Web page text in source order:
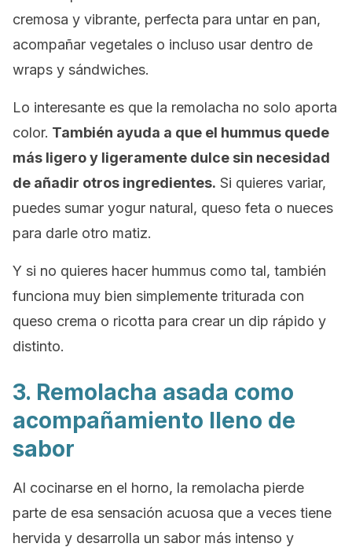
cremosa y vibrante, perfecta para untar en pan,
acompañar vegetales o incluso usar dentro de
wraps y sándwiches.
Lo interesante es que la remolacha no solo aporta
color. También ayuda a que el hummus quede
más ligero y ligeramente dulce sin necesidad
de añadir otros ingredientes. Si quieres variar,
puedes sumar yogur natural, queso feta o nueces
para darle otro matiz.
Y si no quieres hacer hummus como tal, también
funciona muy bien simplemente triturada con
queso crema o ricotta para crear un dip rápido y
distinto.
3. Remolacha asada como
acompañamiento lleno de
sabor
Al cocinarse en el horno, la remolacha pierde
parte de esa sensación acuosa que a veces tiene
hervida y desarrolla un sabor más intenso y